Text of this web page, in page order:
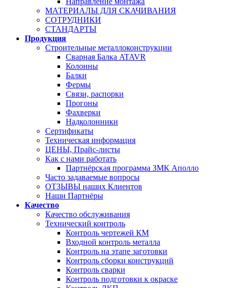
МАТЕРИАЛЫ ДЛЯ СКАЧИВАНИЯ
СОТРУДНИКИ
СТАНДАРТЫ
Продукция
Строительные металлоконструкции
Сварная Балка ATAVR
Колонны
Балки
Фермы
Связи, распорки
Прогоны
Фахверки
Надколонники
Сертификаты
Техническая информация
ЦЕНЫ, Прайс-листы
Как с нами работать
Партнёрская программа ЗМК Аполло
Часто задаваемые вопросы
ОТЗЫВЫ наших Клиентов
Наши Партнёры
Качество
Качество обслуживания
Технический контроль
Контроль чертежей КМ
Входной контроль металла
Контроль на этапе заготовки
Контроль сборки конструкций
Контроль сварки
Контроль подготовки к окраске